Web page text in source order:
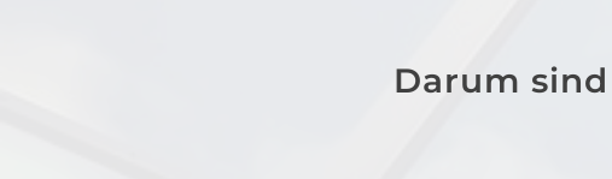
Darum